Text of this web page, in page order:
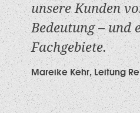
unsere Kunden
Bedeutung – und
Fachgebiete.
Mareike Kehr, Leitung